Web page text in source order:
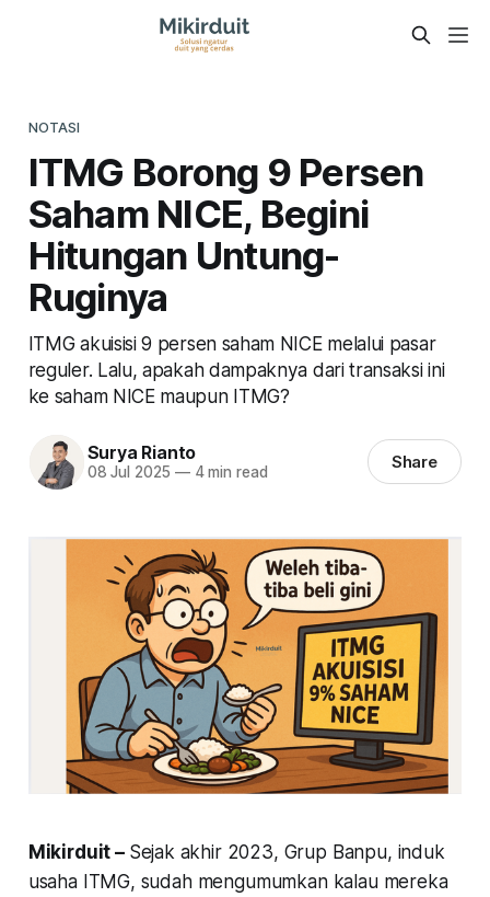
NOTASI
ITMG Borong 9 Persen
Saham NICE, Begini
Hitungan Untung-
Ruginya
ITMG akuisisi 9 persen saham NICE melalui pasar
reguler. Lalu, apakah dampaknya dari transaksi ini
ke saham NICE maupun ITMG?
Surya Rianto
08 Jul 2025 —4 min read Share
Mikirduit – Sejak akhir 2023, Grup Banpu, induk
usaha ITMG, sudah mengumumkan kalau mereka